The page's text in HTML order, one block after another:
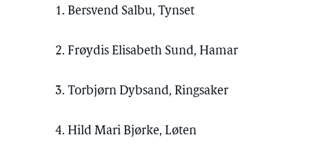
1. Bersvend Salbu, Tynset
2. Frøydis Elisabeth Sund, Hamar
3. Torbjørn Dybsand, Ringsaker
4. Hild Mari Bjørke, Løten